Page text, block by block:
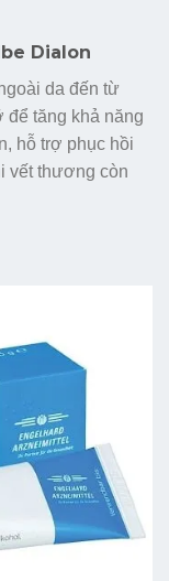
Dialon
da đến từ
tăng khả năng
hỗ trợ phục hồi
vết thương còn